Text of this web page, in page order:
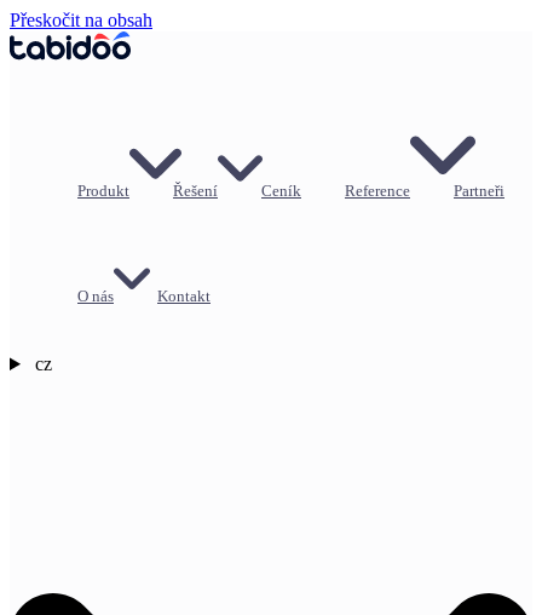
Přeskočit na obsah
Produkt Řešení Ceník Reference Partneři
O nás Kontakt
cz